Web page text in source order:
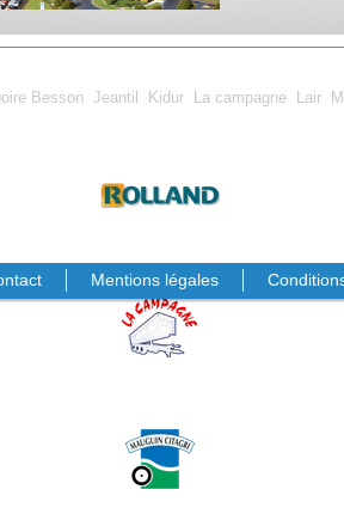
Besson Jeantil Kidur La campagne Lair
Mentions légales